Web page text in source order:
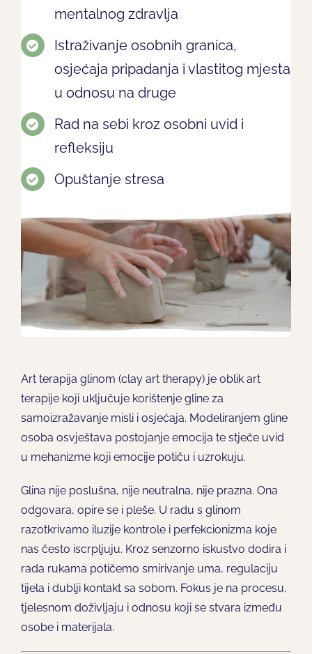
mentalnog zdravlja
Istraživanje osobnih granica,
osjećaja pripadanja i vlastitog mjesta
u odnosu na druge
Rad na sebi kroz osobni uvid i
refleksiju
Opuštanje stresa
Art terapija glinom (clay art therapy) je oblik art
terapije koji uključuje korištenje gline za
samoizražavanje misli i osjećaja. Modeliranjem gline
osoba osvještava postojanje emocija te stječe uvid
u mehanizme koji emocije potiču i uzrokuju.
Glina nije poslušna, nije neutralna, nije prazna. Ona
odgovara, opire se i pleše. U radu s glinom
razotkrivamo iluzije kontrole i perfekcionizma koje
nas često iscrpljuju. Kroz senzorno iskustvo dodira i
rada rukama potičemo smirivanje uma, regulaciju
tijela i dublji kontakt sa sobom. Fokus je na procesu,
tjelesnom doživljaju i odnosu koji se stvara između
osobe i materijala.